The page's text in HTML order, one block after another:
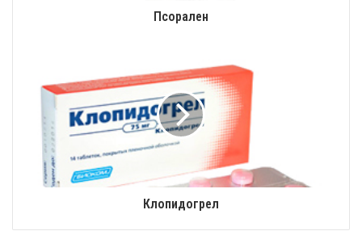
Псорален
Клопидогрел